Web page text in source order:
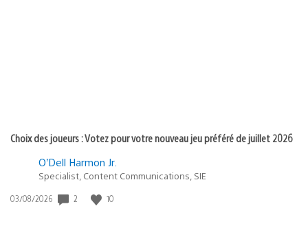
Choix des joueurs : Votez pour votre nouveau jeu préféré de juillet 2026
O’Dell Harmon Jr.
Specialist, Content Communications, SIE
Date
03/08/2026 2 10